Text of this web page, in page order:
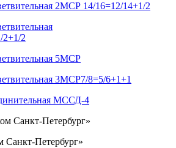
2МСР 14/16=12/14+1/2
2
5МСР
3МСР7/8=5/6+1+1
МССД-4
Санкт-Петербург»
Петербург»